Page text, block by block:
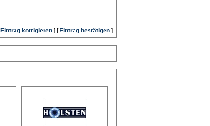
Eintrag korrigieren ] [Eintrag bestätigen ]